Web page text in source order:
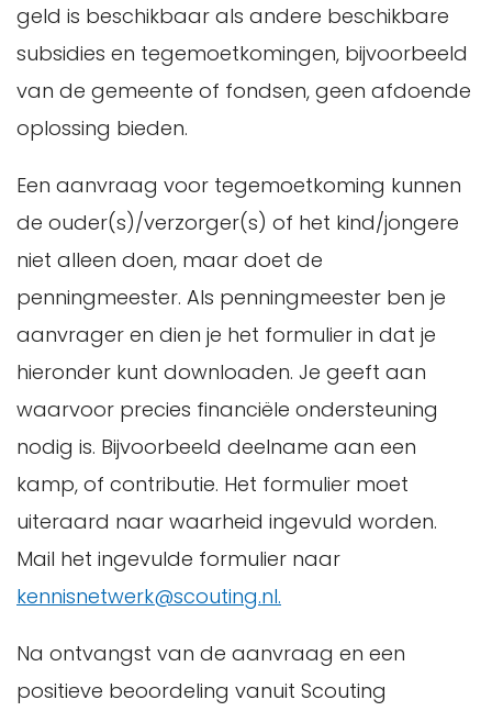
geld is beschikbaar als andere beschikbare
subsidies en tegemoetkomingen, bijvoorbeeld
van de gemeente of fondsen, geen afdoende
oplossing bieden.
Een aanvraag voor tegemoetkoming kunnen
de ouder(s)/verzorger(s) of het kind/jongere
niet alleen doen, maar doet de
penningmeester. Als penningmeester ben je
aanvrager en dien je het formulier in dat je
hieronder kunt downloaden. Je geeft aan
waarvoor precies financiële ondersteuning
nodig is. Bijvoorbeeld deelname aan een
kamp, of contributie. Het formulier moet
uiteraard naar waarheid ingevuld worden.
Mail het ingevulde formulier naar
kennisnetwerk@scouting.nl.
Na ontvangst van de aanvraag en een
positieve beoordeling vanuit Scouting